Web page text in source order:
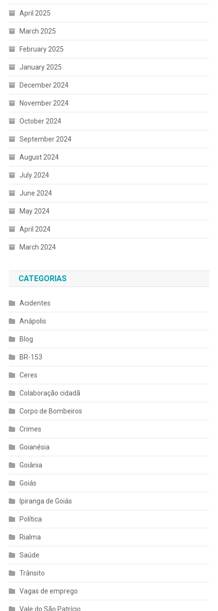
April 2025
March 2025
February 2025
January 2025
December 2024
November 2024
October 2024
September 2024
August 2024
July 2024
June 2024
May 2024
April 2024
March 2024
CATEGORIAS
Acidentes
Anápolis
Blog
BR-153
Ceres
Colaboração cidadã
Corpo de Bombeiros
Crimes
Goianésia
Goiânia
Goiás
Ipiranga de Goiás
Política
Rialma
Saúde
Trânsito
Vagas de emprego
Vale do São Patrício